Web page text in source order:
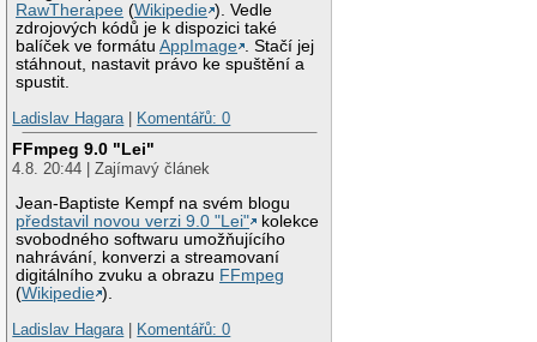
RawTherapee (Wikipedie ). Vedle
zdrojových kódů je k dispozici také
balíček ve formátuAppImage . Stačí jej
stáhnout, nastavit právo ke spuštění a
spustit.
Ladislav Hagara
Komentářů: 0
FFmpeg 9.0 "Lei"
4.8. 20:44 | Zajímavý článek
Jean-Baptiste Kempf na svém blogu
představil novou verzi 9.0 "Lei"
kolekce
svobodného softwaru umožňujícího
nahrávání, konverzi a streamovaní
digitálního zvuku a obrazu FFmpeg
(Wikipedie ).
Ladislav Hagara
Komentářů: 0